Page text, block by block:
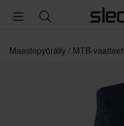
Maastopyöräily MTB-vaatteet